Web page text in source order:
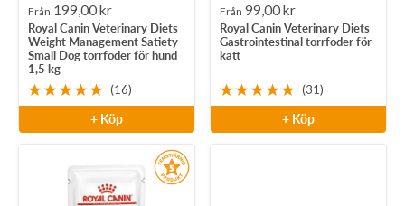
Rea-
pris
Från 199,00 kr
Royal Canin Veterinary Diets
Weight Management Satiety
Small Dog torrfoder för hund
1,5 kg
(16)
+ Köp
Rea-
pris
Från 99,00 kr
Royal Canin Veterinary Diets
Gastrointestinal torrfoder för
katt
(31)
+ Köp